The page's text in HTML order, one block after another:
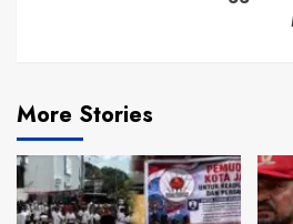
More Stories